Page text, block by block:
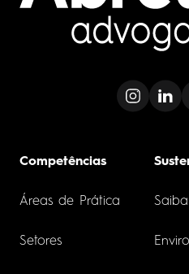
Competências
Áreas de Prática
Setores